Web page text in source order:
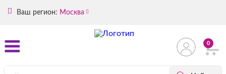
Ваш регион: Москва
0